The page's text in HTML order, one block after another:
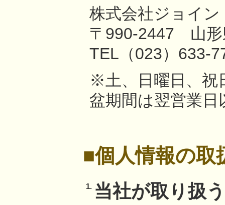
株式会社ジョイ
〒990-2447 山形
TEL（023）633-
※土、日曜日、祝
盆期間は翌営業
■個人情報の取
1. 当社が取り扱